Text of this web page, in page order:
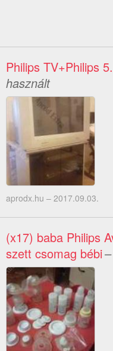
Philips TV+Philips
használt
aprodx.hu – 2017.09.03.
(x17) baba Philips
szett csomag bébi